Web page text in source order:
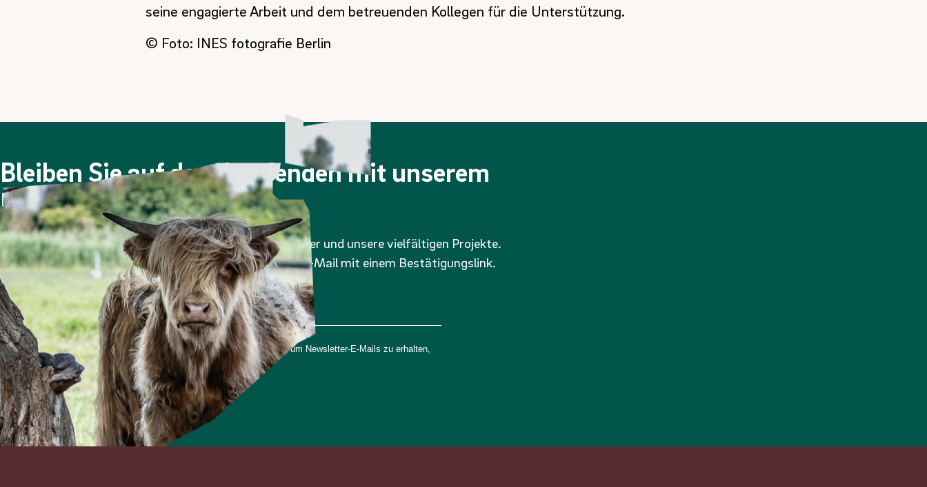
seine engagierte Arbeit und dem betreuenden Kollegen für die Unterstützung.
© Foto: INES fotografie Berlin
Bleiben Sie auf dem Laufenden mit unserem
Newsletter!
Viermal im Jahr berichten wir über die Berliner Stadtgüter und unsere vielfältigen Projekte.
Nachdem Sie sich angemeldet haben, erhalten Sie eine E-Mail mit einem Bestätigungslink.
Bitte prüfen Sie ggf. auch Ihren Spam-Ordner.
*Ich stimme zu, dass meine personenbezogenen Daten genutzt werden, um Newsletter-E-Mails zu erhalten,
und weiß, dass ich dies jederzeit widerrufen kann.
Anmelden